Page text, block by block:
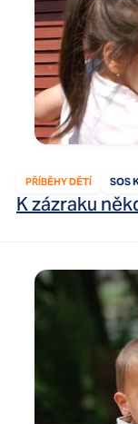
PŘÍBĚHY DĚTÍ SOS
K zázraku